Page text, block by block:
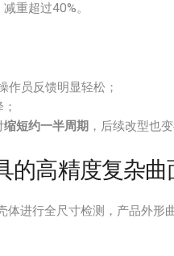
重超过40%。
作员反馈明显轻松；
缩短约一半周期 ，后续改型也
的高精度复杂曲
体进行全尺寸检测，产品外形